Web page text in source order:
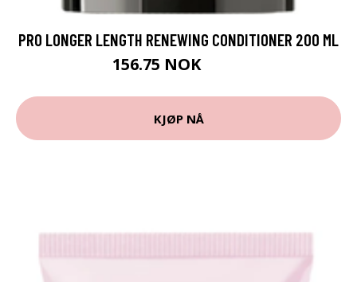
PRO LONGER LENGTH RENEWING CONDITIONER 200 ML
156.75 NOK
KJØP NÅ